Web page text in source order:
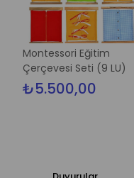
Montessori Eğitim
Çerçevesi Seti (9 LU)
₺5.500,00